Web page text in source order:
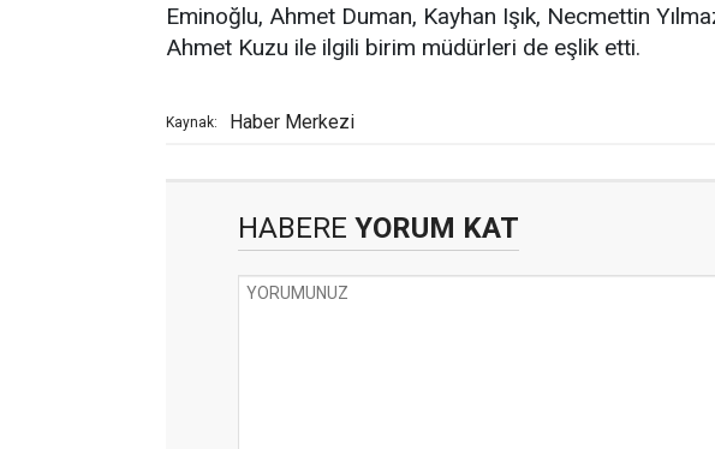
Eminoğlu, Ahmet Duman, Kayhan Işık, Necmettin
Ahmet Kuzu ile ilgili birim müdürleri de eşlik etti.
Kaynak: Haber Merkezi
HABERE YORUM KAT